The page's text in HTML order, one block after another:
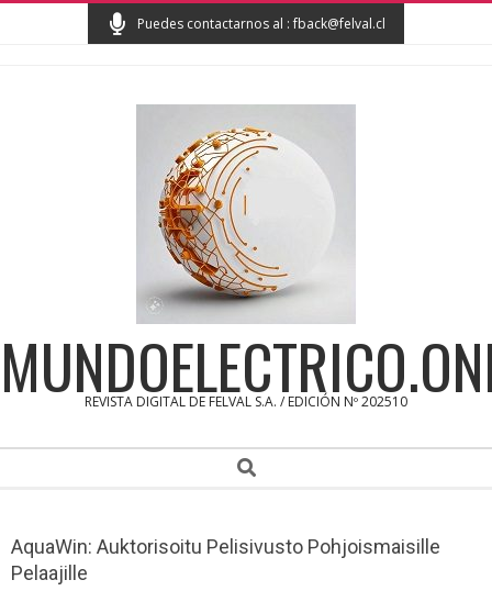
Puedes contactarnos al : fback@felval.cl
REVISTA DIGITAL DE FELVAL S.A. / EDICIÓN Nº 202510
Search
AquaWin: Auktorisoitu Pelisivusto Pohjoismaisille
Pelaajille